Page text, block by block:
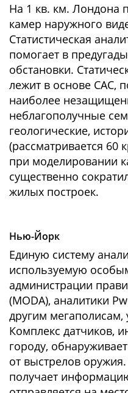
На 1 кв. км. Лондона
камер наружного
Статистическая
помогает в
обстановки.
лежит в основе САС,
наиболее
неблагополучные
геологические,
(рассматривается 60
при моделировании
существенно
жилых построек.
Нью-Йорк
Единую систему
используемую
администрации
(MODA), аналитики
другим
Комплекс датчиков,
городу,
от выстрелов
получает